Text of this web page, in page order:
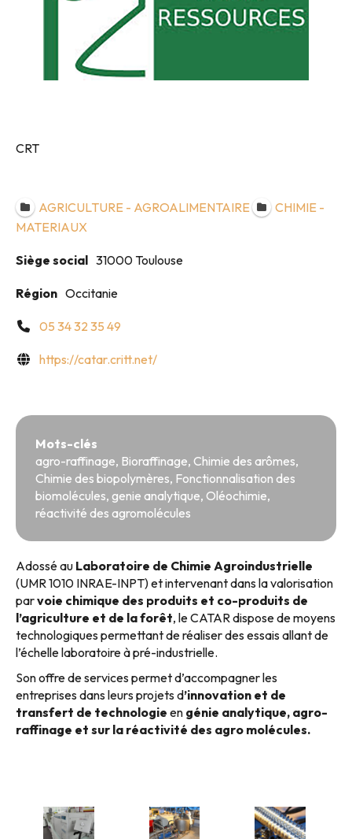
CRT
AGRICULTURE - AGROALIMENTAIRE
CHIMIE -
MATERIAUX
Siège social 31000 Toulouse
Région Occitanie
05 34 32 35 49
https://catar.critt.net/
Mots-clés
agro-raffinage, Bioraffinage, Chimie des arômes,
Chimie des biopolymères, Fonctionnalisation des
biomolécules, genie analytique, Oléochimie,
réactivité des agromolécules
Adossé au Laboratoire de Chimie Agroindustrielle
(UMR 1010 INRAE-INPT) et intervenant dans la valorisation
parvoie chimique des produits et co-produits de
l’agriculture et de la forêt, le CATAR dispose de moyens
technologiques permettant de réaliser des essais allant de
l’échelle laboratoire à pré-industrielle.
Son offre de services permet d’accompagner les
entreprises dans leurs projets d’innovation et de
transfert de technologie en génie analytique, agro-
raffinage et sur la réactivité des agro molécules.